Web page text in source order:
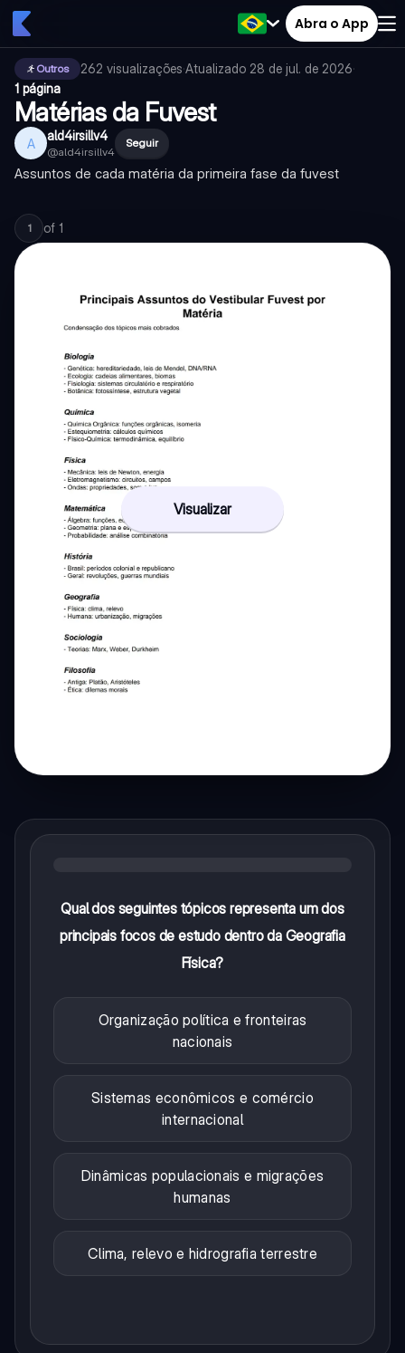
Abra o App
Outros 262 visualizações·Atualizado 28 de jul. de 2026·
1 página
Matérias da Fuvest
A ald4irsillv4
@ald4irsillv4
Seguir
Assuntos de cada matéria da primeira fase da fuvest
1 of 1
Visualizar
Qual dos seguintes tópicos representa um dos
principais focos de estudo dentro da Geografia
Física?
Organização política e fronteiras
nacionais
Sistemas econômicos e comércio
internacional
Dinâmicas populacionais e migrações
humanas
Clima, relevo e hidrografia terrestre